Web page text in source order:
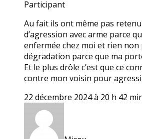
Participant
Au fait ils ont même pas
d’agression avec arme parce
enfermée chez moi et rien
dégradation parce que ma
Et le plus drôle c’est que ce
contre mon voisin pour
22 décembre 2024 à 20 h 42